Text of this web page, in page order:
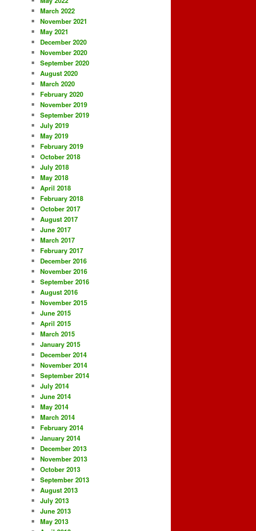
March 2022
November 2021
May 2021
December 2020
November 2020
September 2020
August 2020
March 2020
February 2020
November 2019
September 2019
July 2019
May 2019
February 2019
October 2018
July 2018
May 2018
April 2018
February 2018
October 2017
August 2017
June 2017
March 2017
February 2017
December 2016
November 2016
September 2016
August 2016
November 2015
June 2015
April 2015
March 2015
January 2015
December 2014
November 2014
September 2014
July 2014
June 2014
May 2014
March 2014
February 2014
January 2014
December 2013
November 2013
October 2013
September 2013
August 2013
July 2013
June 2013
May 2013